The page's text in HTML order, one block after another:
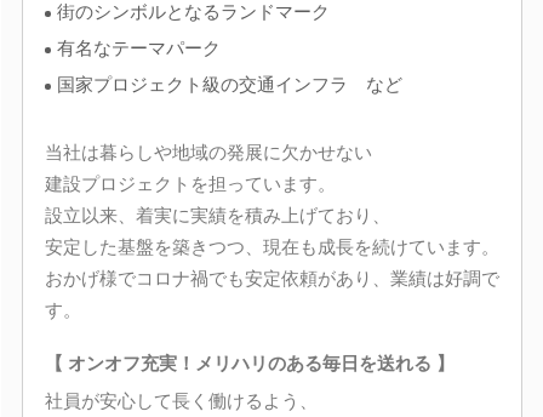
街のシンボルとなるランドマーク
有名なテーマパーク
国家プロジェクト級の交通インフラ など
当社は暮らしや地域の発展に欠かせない
建設プロジェクトを担っています。
設立以来、着実に実績を積み上げており、
安定した基盤を築きつつ、現在も成長を続けています。
おかげ様でコロナ禍でも安定依頼があり、業績は好調で
す。
【 オンオフ充実！メリハリのある毎日を送れる 】
社員が安心して長く働けるよう、